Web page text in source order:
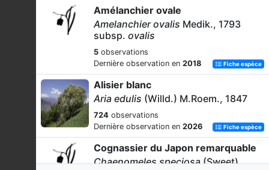
Amélanchier ovale
Amelanchier ovalis Medik., 1793
subsp. ovalis
5 observations
Dernière observation en 2018 Fiche espèce
Alisier blanc
Aria edulis (Willd.) M.Roem., 1847
724 observations
Dernière observation en 2026 Fiche espèce
Cognassier du Japon remarquable
Chaenomeles speciosa(Sweet)